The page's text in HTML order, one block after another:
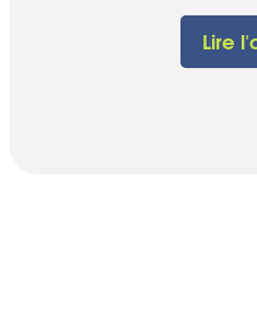
Lire